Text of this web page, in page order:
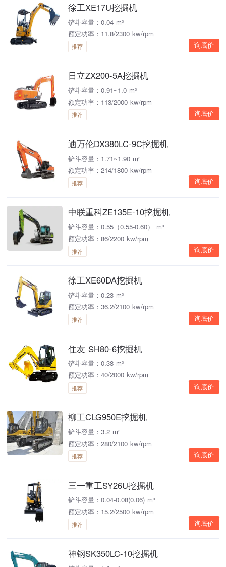
徐工XE17U挖掘机
铲斗容量：0.04 m³
额定功率：11.8/2300 kw/rpm
推荐 询底价
日立ZX200-5A挖掘机
铲斗容量：0.91~1.0 m³
额定功率：113/2000 kw/rpm
推荐 询底价
迪万伦DX380LC-9C挖掘机
铲斗容量：1.71~1.90 m³
额定功率：214/1800 kw/rpm
推荐 询底价
中联重科ZE135E-10挖掘机
铲斗容量：0.55（0.55-0.60） m³
额定功率：86/2200 kw/rpm
推荐 询底价
徐工XE60DA挖掘机
铲斗容量：0.23 m³
额定功率：36.2/2100 kw/rpm
推荐 询底价
住友 SH80-6挖掘机
铲斗容量：0.38 m³
额定功率：40/2000 kw/rpm
推荐 询底价
柳工CLG950E挖掘机
铲斗容量：3.2 m³
额定功率：280/2100 kw/rpm
推荐 询底价
三一重工SY26U挖掘机
铲斗容量：0.04-0.08(0.06) m³
额定功率：15.2/2500 kw/rpm
推荐 询底价
神钢SK350LC-10挖掘机